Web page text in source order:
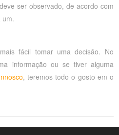
ser observado, de acordo com
um.
fácil tomar uma decisão. No
informação ou se tiver alguma
, teremos todo o gosto em o